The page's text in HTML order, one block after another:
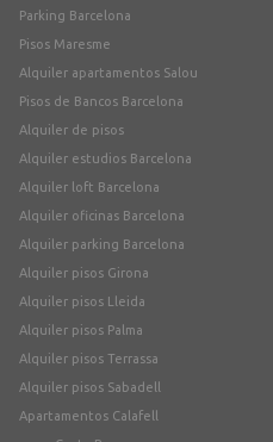
Parking Barcelona
Pisos Maresme
Alquiler apartamentos Salou
Pisos de Bancos Barcelona
Alquiler de pisos
Alquiler estudios Barcelona
Alquiler loft Barcelona
Alquiler oficinas Barcelona
Alquiler parking Barcelona
Alquiler pisos Girona
Alquiler pisos Lleida
Alquiler pisos Palma
Alquiler pisos Terrassa
Alquiler pisos Sabadell
Apartamentos Calafell